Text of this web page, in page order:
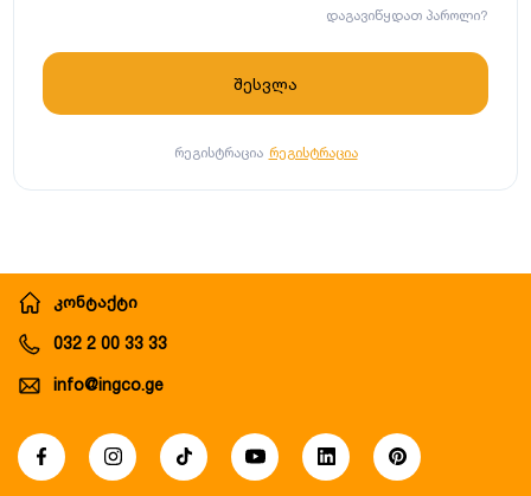
დაგავიწყდათ პაროლი?
რეგისტრაცია რეგისტრაცია
კონტაქტი
032 2 00 33 33
info@ingco.ge